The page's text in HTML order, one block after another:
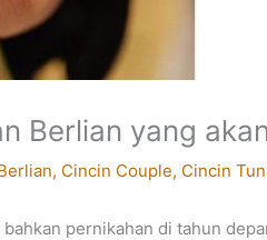
Berlian yang
, Cincin Couple, Cincin
pernikahan di tahun